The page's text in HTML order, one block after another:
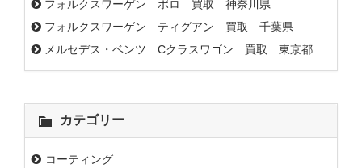
フォルクスワーゲン ポロ 買取 神奈川県
フォルクスワーゲン ティグアン 買取 千葉県
メルセデス・ベンツ Cクラスワゴン 買取 東京都
カテゴリー
コーティング